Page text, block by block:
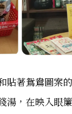
貼著鴛鴦圖案
湯，在映入眼